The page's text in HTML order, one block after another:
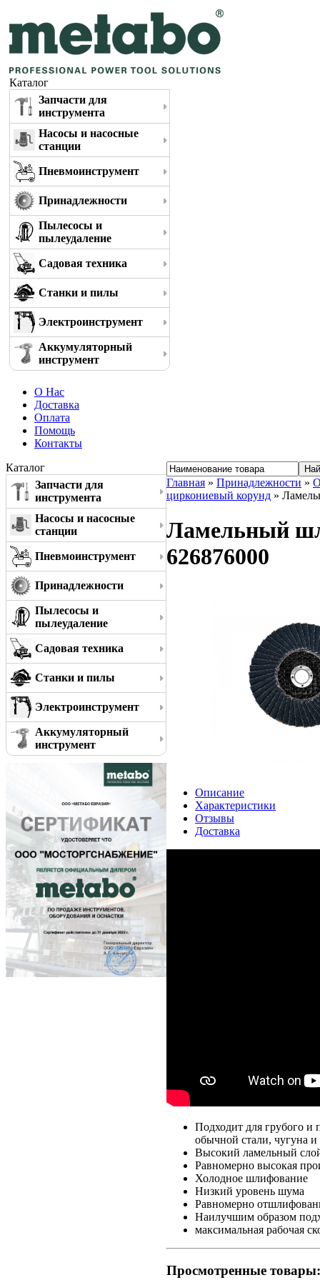
Каталог
Запчасти для
инструмента
Насосы и насосные
станции
Пневмоинструмент
Принадлежности
Пылесосы и
пылеудаление
Садовая техника
Станки и пилы
Электроинструмент
Аккумуляторный
инструмент
О Нас
Доставка
Оплата
Помощь
Контакты
Каталог
Запчасти для
инструмента
Насосы и насосные
станции
Пневмоинструмент
Принадлежности
Пылесосы и
пылеудаление
Садовая техника
Станки и пилы
Электроинструмент
Аккумуляторный
инструмент
Главная » Принадлежности »
циркониевый корунд »
Ламельный
626876000
Описание
Характеристики
Отзывы
Доставка
Подходит для грубого и
обычной стали, чугуна и
Высокий ламельный
Равномерно высокая
Холодное шлифование
Низкий уровень шума
Равномерно
Наилучшим образом
максимальная рабочая
Просмотренные товары: